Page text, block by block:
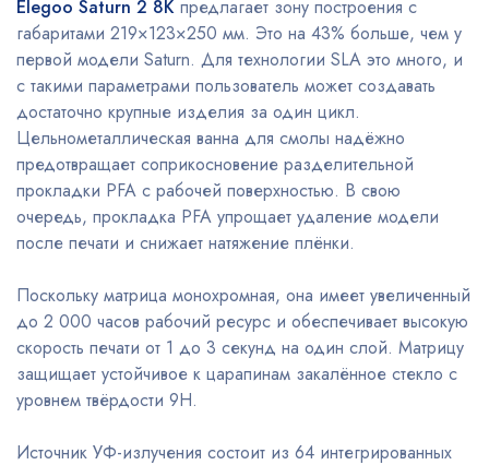
Elegoo Saturn 2 8K предлагает зону построения с
габаритами 219×123×250 мм. Это на 43% больше, чем у
первой модели Saturn. Для технологии SLA это много, и
с такими параметрами пользователь может создавать
достаточно крупные изделия за один цикл.
Цельнометаллическая ванна для смолы надёжно
предотвращает соприкосновение разделительной
прокладки PFA с рабочей поверхностью. В свою
очередь, прокладка PFA упрощает удаление модели
после печати и снижает натяжение плёнки.
Поскольку матрица монохромная, она имеет увеличенный
до 2 000 часов рабочий ресурс и обеспечивает высокую
скорость печати от 1 до 3 секунд на один слой. Матрицу
защищает устойчивое к царапинам закалённое стекло с
уровнем твёрдости 9H.
Источник УФ-излучения состоит из 64 интегрированных